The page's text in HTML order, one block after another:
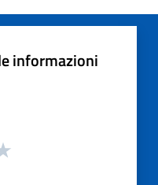
informazioni